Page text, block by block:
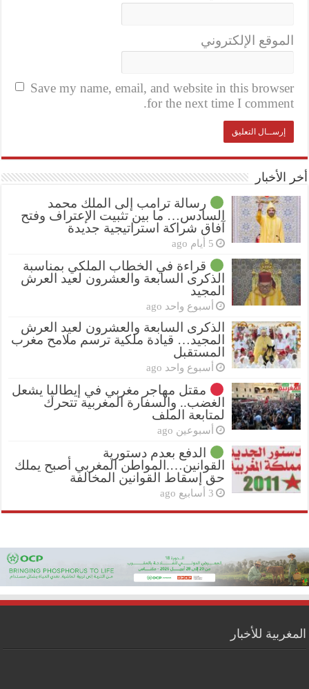
الموقع الإلكتروني
Save my name, email, and website in this browser
for the next time I comment.
أخر الأخبار
رسالة ترامب إلى الملك محمد
السادس… ما بين تثبيت الإعتراف وفتح
آفاق شراكة استراتيجية جديدة
5 أيام ago
قراءة في الخطاب الملكي بمناسبة
الذكرى السابعة والعشرون لعيد العرش
المجيد
أسبوع واحد ago
الذكرى السابعة والعشرون لعيد العرش
المجيد… قيادة ملكية ترسم ملامح مغرب
المستقبل
أسبوع واحد ago
مقتل مهاجر مغربي في إيطاليا يشعل
الغضب.. والسفارة المغربية تتحرك
لمتابعة الملف
أسبوعين ago
الدفع بعدم دستورية
القوانين….المواطن المغربي أصبح يملك
حق إسقاط القوانين المخالفة
3 أسابيع ago
المغربية للأخبار